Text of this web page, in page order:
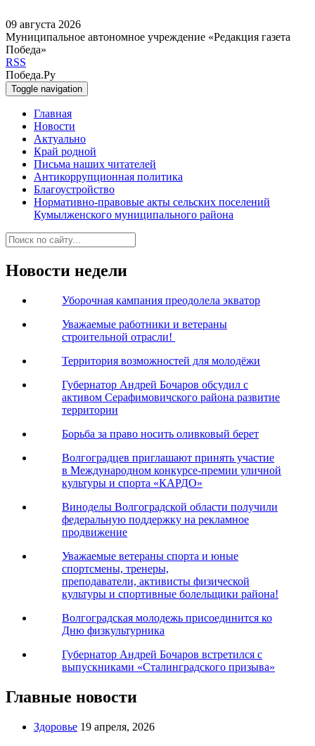
09 августа 2026
Муниципальное автономное учреждение «Редакция газета
Победа»
RSS
Победа.Ру
Toggle navigation
Главная
Новости
Актуально
Край родной
Письма наших читателей
Антикоррупционная политика
Благоустройство
Нормативно-правовые акты сельских поселений
Кумылженского муниципального района
Новости недели
Уборочная кампания преодолела экватор
Уважаемые работники и ветераны
строительной отрасли!
Территория возможностей для молодёжи
Губернатор Андрей Бочаров обсудил с
активом Серафимовичского района развитие
территории
Борьба за право носить оливковый берет
Волгоградцев приглашают принять участие
в Международном конкурсе-премии уличной
культуры и спорта «КАРДО»
Виноделы Волгоградской области получили
федеральную поддержку на рекламное
продвижение
Уважаемые ветераны спорта и юные
спортсмены, тренеры,
преподаватели, активисты физической
культуры и спортивные болельщики района!
Волгоградская молодежь присоединится ко
Дню физкультурника
Губернатор Андрей Бочаров встретился с
выпускниками «Сталинградского призыва»
Главные новости
Здоровье 19 апреля, 2026